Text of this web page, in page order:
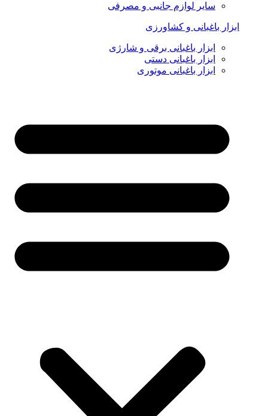
سایر لوازم جانبی و مصرفی
ابزار باغبانی و کشاورزی
ابزار باغبانی برقی و شارژی
ابزار باغبانی دستی
ابزار باغبانی موتوری